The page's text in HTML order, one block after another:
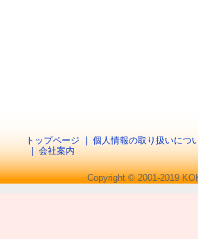
トップページ | 個人情報の取り扱いにつ
| 会社案内
Copyright © 2001-2019